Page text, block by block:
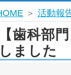
＞ 活動報
【歯科部
しました